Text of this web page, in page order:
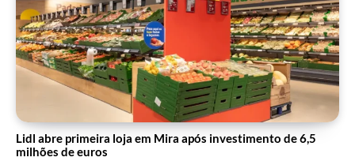
Lidl abre primeira loja em Mira após investimento de 6,5
milhões de euros